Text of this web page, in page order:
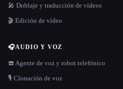
🎤 Doblaje y traducción de vídeos
🎬 Edición de vídeo
🎧AUDIO Y VOZ
☎️ Agente de voz y robot telefónico
🎙️ Clonación de voz